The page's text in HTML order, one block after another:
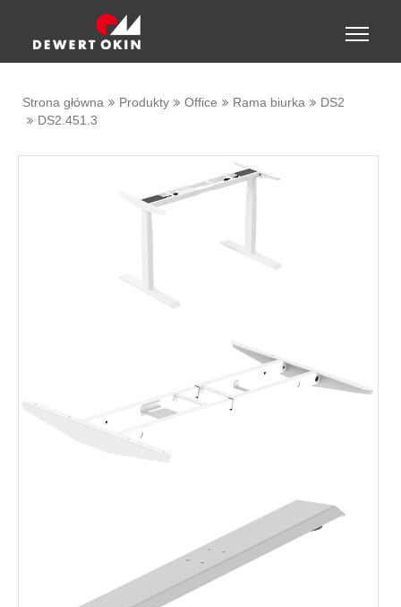
Toggle
Strona główna Produkty Office Rama biurka
DS2
DS2.451.3